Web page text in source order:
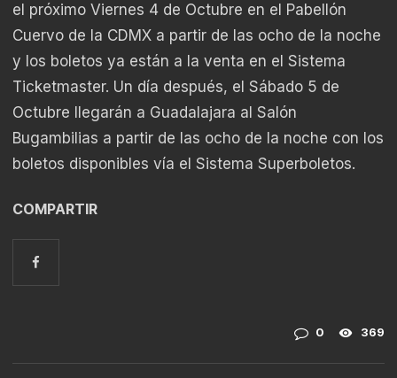
el próximo Viernes 4 de Octubre en el Pabellón
Cuervo de la CDMX a partir de las ocho de la noche
y los boletos ya están a la venta en el Sistema
Ticketmaster. Un día después, el Sábado 5 de
Octubre llegarán a Guadalajara al Salón
Bugambilias a partir de las ocho de la noche con los
boletos disponibles vía el Sistema Superboletos.
COMPARTIR
0 369